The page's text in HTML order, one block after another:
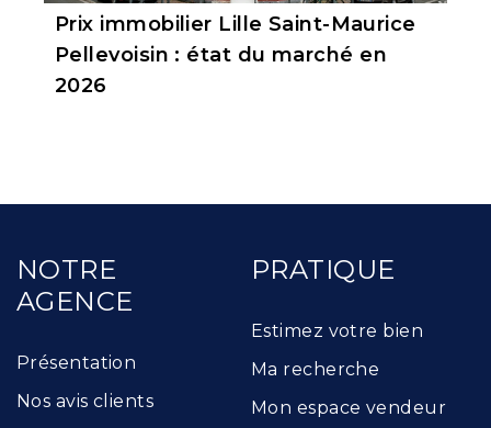
Prix immobilier Lille Saint-Maurice
Pellevoisin : état du marché en
2026
NOTRE
AGENCE
Présentation
Nos avis clients
PRATIQUE
Estimez votre bien
Ma recherche
Mon espace vendeur